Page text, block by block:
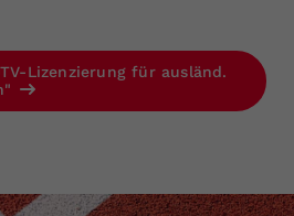
Lizenzierung für ausländ.